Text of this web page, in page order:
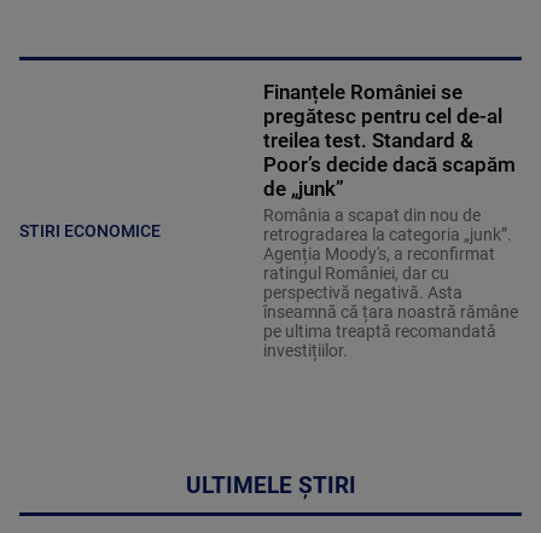
STIRI ECONOMICE
Finanțele României se
pregătesc pentru cel de-al
treilea test. Standard &
Poor’s decide dacă scapăm
de „junk”
România a scapat din nou de
retrogradarea la categoria „junk”.
Agenția Moody's, a reconfirmat
ratingul României, dar cu
perspectivă negativă. Asta
înseamnă că țara noastră rămâne
pe ultima treaptă recomandată
investițiilor.
ULTIMELE ȘTIRI